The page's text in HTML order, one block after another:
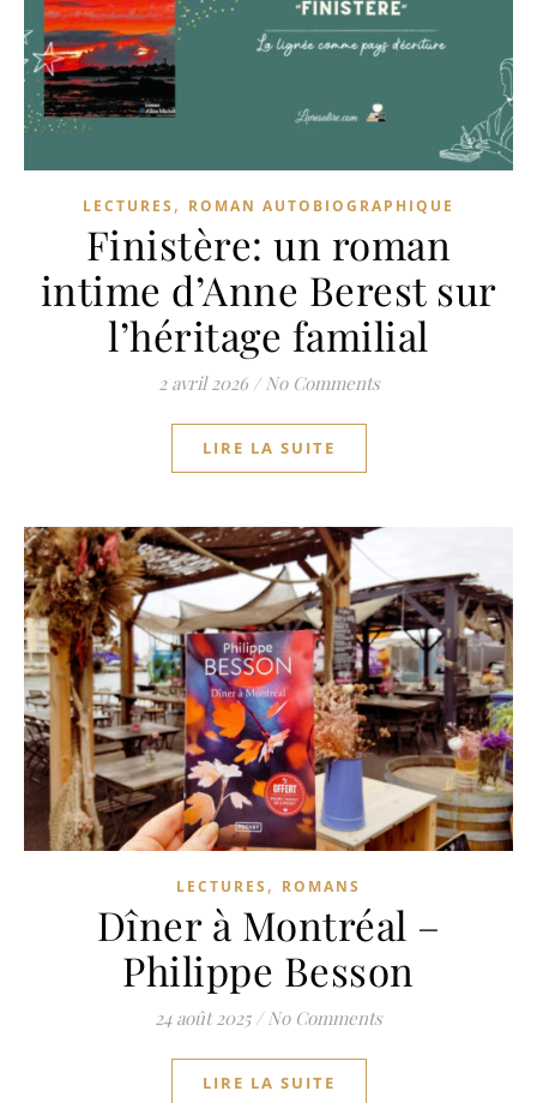
LECTURES , ROMAN AUTOBIOGRAPHIQUE
Finistère: un roman
intime d’Anne Berest sur
l’héritage familial
2 avril 2026 / No Comments
LIRE LA SUITE
LECTURES , ROMANS
Dîner à Montréal –
Philippe Besson
24 août 2025 / No Comments
LIRE LA SUITE